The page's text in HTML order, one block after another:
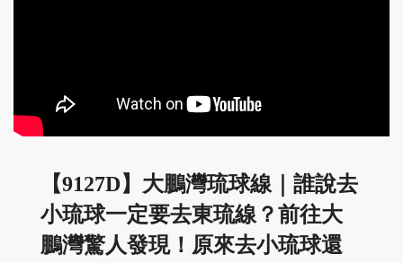
【9127D】大鵬灣琉球線｜誰說去
小琉球一定要去東琉線？前往大
鵬灣驚人發現！原來去小琉球還